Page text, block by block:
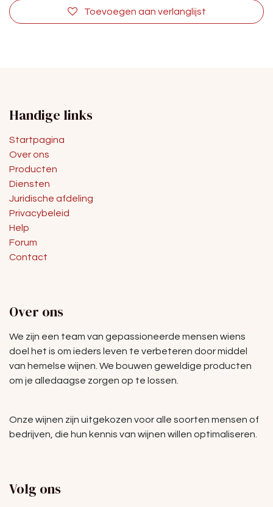
Toevoegen aan verlanglijst
Handige links
Startpagina
Over ons
Producten
Diensten
Juridische afdeling
Privacybeleid
Help
Forum
Contact
Over ons
We zijn een team van gepassioneerde mensen wiens
doel het is om ieders leven te verbeteren door middel
van hemelse wijnen. We bouwen geweldige producten
om je alledaagse zorgen op te lossen.
Onze wijnen zijn uitgekozen voor alle soorten mensen of
bedrijven, die hun kennis van wijnen willen optimaliseren.
Volg ons